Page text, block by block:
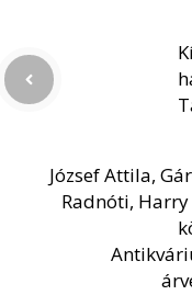
József Attila,
Radnóti,